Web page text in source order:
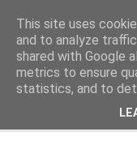
O stvareh, ki
This site uses
and to analyze
shared with Google
metrics to ensure
statistics, and to